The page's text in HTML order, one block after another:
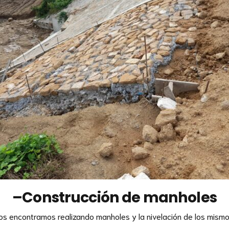
–Construcción de manholes
encontramos realizando manholes y la nivelación de los